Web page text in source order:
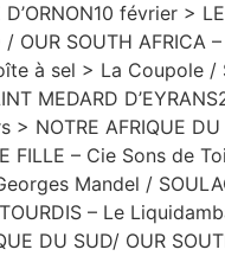
février >
OUR SOUTH
à sel > La Coupole /
MEDARD
NOTRE AFRIQUE
– Cie Sons de
Mandel /
– Le
DU SUD/ OUR